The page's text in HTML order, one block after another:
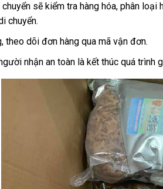
chuyển sẽ kiểm tra hàng hóa, phân
chuyển.
theo dõi đơn hàng qua mã vận đơn.
nhận an toàn là kết thúc quá trình